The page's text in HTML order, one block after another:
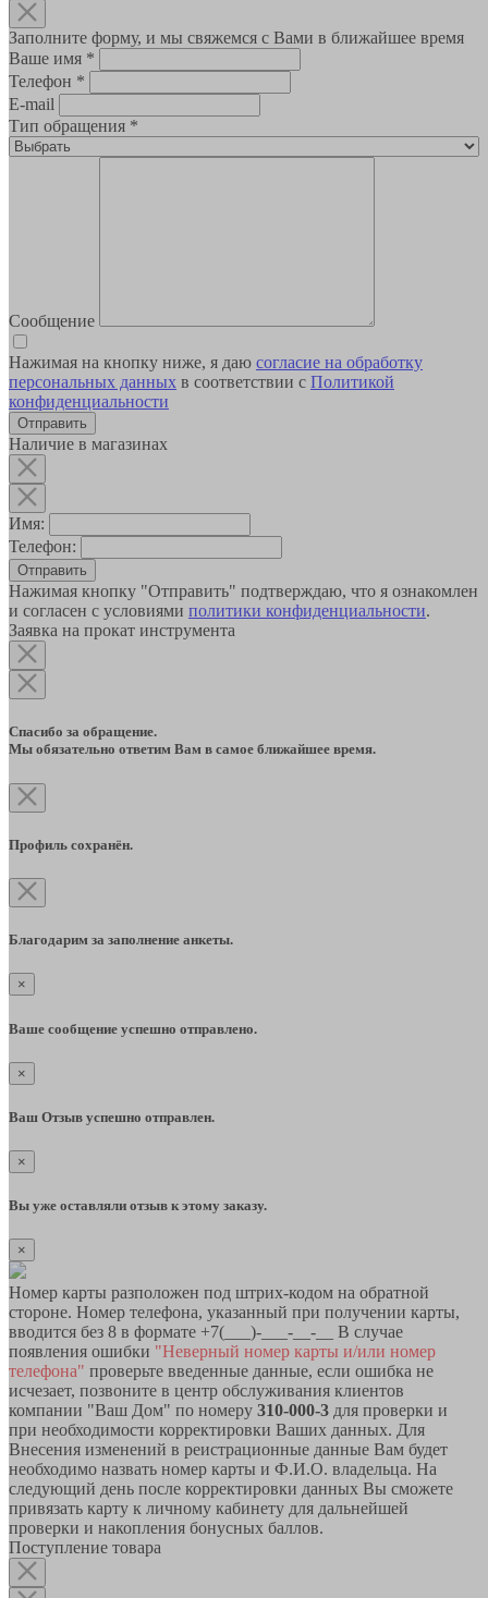
Заполните форму, и мы свяжемся с Вами в ближайшее время
Ваше имя *
Телефон *
E-mail
Тип обращения *
Сообщение
Нажимая на кнопку ниже, я даю согласие на обработку
персональных данных в соответствии с Политикой
конфиденциальности
Наличие в магазинах
Имя:
Телефон:
Отправить
Нажимая кнопку "Отправить" подтверждаю, что я ознакомлен
и согласен с условиями политики конфиденциальности.
Заявка на прокат инструмента
Спасибо за обращение.
Мы обязательно ответим Вам в самое ближайшее время.
Профиль сохранён.
Благодарим за заполнение анкеты.
×
Ваше сообщение успешно отправлено.
×
Ваш Отзыв успешно отправлен.
×
Вы уже оставляли отзыв к этому заказу.
×
Номер карты разположен под штрих-кодом на обратной
стороне. Номер телефона, указанный при получении карты,
вводится без 8 в формате +7(___)-___-__-__ В случае
появления ошибки "Неверный номер карты и/или номер
телефона" проверьте введенные данные, если ошибка не
исчезает, позвоните в центр обслуживания клиентов
компании "Ваш Дом" по номеру 310-000-3 для проверки и
при необходимости корректировки Ваших данных. Для
Внесения изменений в реистрационные данные Вам будет
необходимо назвать номер карты и Ф.И.О. владельца. На
следующий день после корректировки данных Вы сможете
привязать карту к личному кабинету для дальнейшей
проверки и накопления бонусных баллов.
Поступление товара